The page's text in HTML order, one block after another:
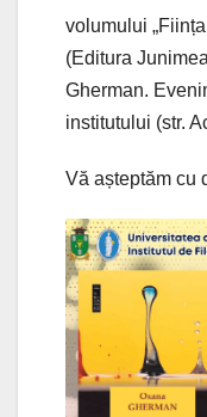
volumului
(Editura
Gherman.
institutului (str.
Vă așteptăm cu